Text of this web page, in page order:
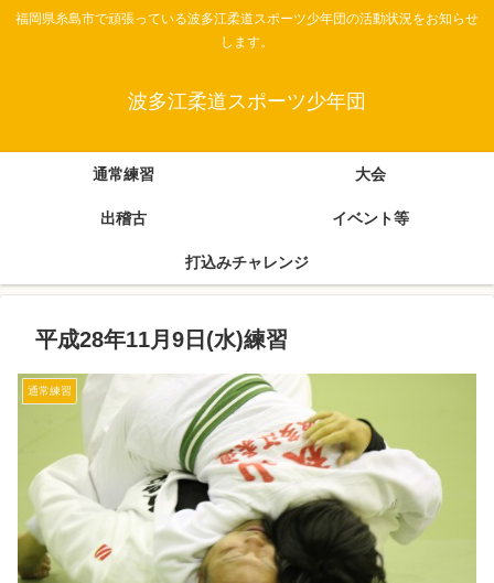
福岡県糸島市で頑張っている波多江柔道スポーツ少年団の活動状況をお知らせ
します。
波多江柔道スポーツ少年団
通常練習 大会
出稽古 イベント等
打込みチャレンジ
平成28年11月9日(水)練習
通常練習